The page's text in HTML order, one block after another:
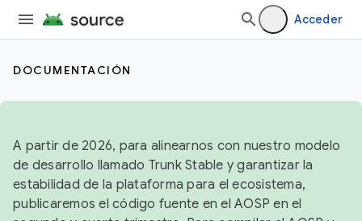
Acceder
DOCUMENTACIÓN
A partir de 2026, para alinearnos con nuestro modelo
de desarrollo llamado Trunk Stable y garantizar la
estabilidad de la plataforma para el ecosistema,
publicaremos el código fuente en el AOSP en el